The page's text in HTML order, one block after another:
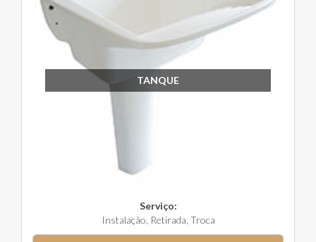
TANQUE
Serviço:
Instalação, Retirada, Troca